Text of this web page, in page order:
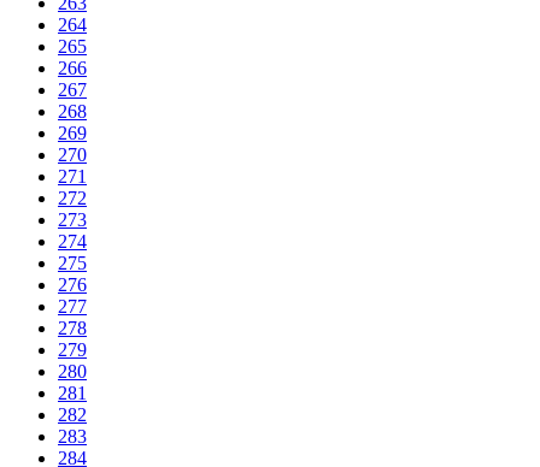
264
265
266
267
268
269
270
271
272
273
274
275
276
277
278
279
280
281
282
283
284